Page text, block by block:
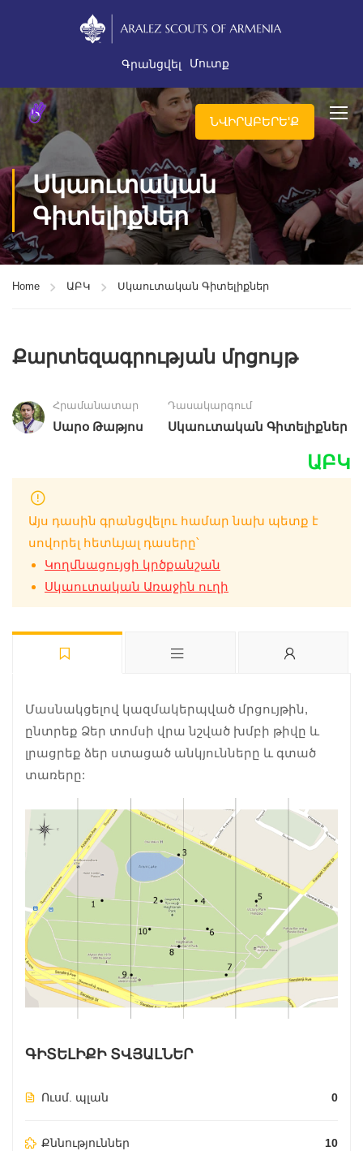
Գրանցվել Մուտք
ՆՎԻՐԱԲԵՐԵ'Ք
Սկաուտական
Գիտելիքներ
Home ԱԲԿ Սկաուտական Գիտելիքներ
Քարտեզագրության մրցույթ
Հրամանատար
Սարօ Թաթյոս
Դասակարգում
Սկաուտական Գիտելիքներ
ԱԲԿ
Այս դասին գրանցվելու համար նախ պետք է
սովորել հետևյալ դասերը՝
Կողմնացույցի կրծքանշան
Սկաուտական Առաջին ուղի
Մասնակցելով կազմակերպված մրցույթին,
ընտրեք Ձեր տոմսի վրա նշված խմբի թիվը և
լրացրեք ձեր ստացած անկյունները և գտած
տառերը:
ԳԻՏԵԼԻՔԻ ՏՎՅԱԼՆԵՐ
Ուսմ. պլան 0
Քննություններ 10